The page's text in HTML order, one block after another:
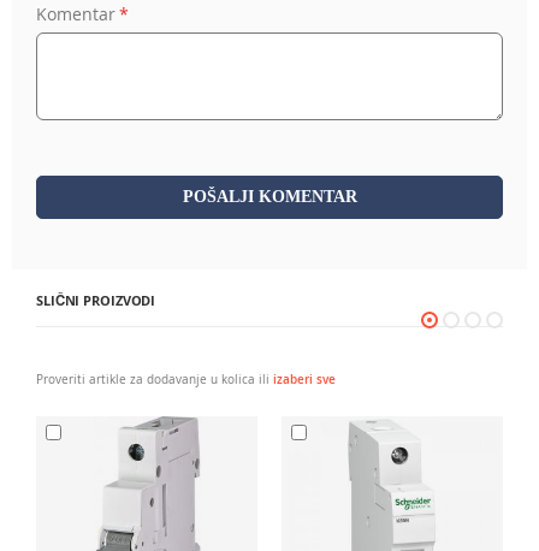
Komentar
POŠALJI KOMENTAR
SLIČNI PROIZVODI
Proveriti artikle za dodavanje u kolica ili izaberi sve